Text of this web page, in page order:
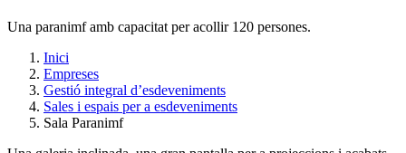
Una paranimf amb capacitat per acollir 120 persones.
Inici
Empreses
Gestió integral d’esdeveniments
Sales i espais per a esdeveniments
Sala Paranimf